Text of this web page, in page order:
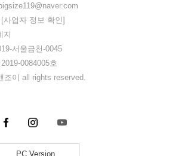
[사업자 정보 확인]
지
서울금천-0045
0084005호
이 all rights reserved.
PC Version